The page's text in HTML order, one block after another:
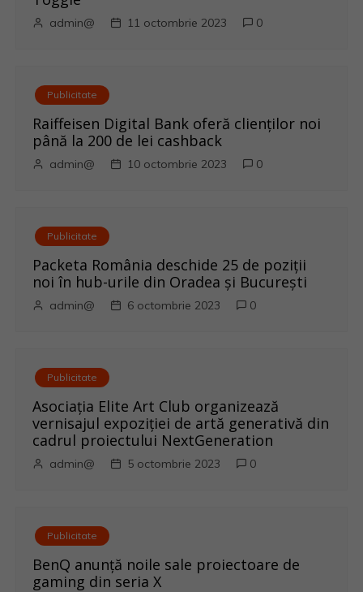
admin@ 11 octombrie 2023 0
Publicitate
Raiffeisen Digital Bank oferă clienților noi
până la 200 de lei cashback
admin@ 10 octombrie 2023 0
Publicitate
Packeta România deschide 25 de poziții
noi în hub-urile din Oradea și București
admin@ 6 octombrie 2023 0
Publicitate
Asociația Elite Art Club organizează
vernisajul expoziției de artă generativă din
cadrul proiectului NextGeneration
admin@ 5 octombrie 2023 0
Publicitate
BenQ anunţă noile sale proiectoare de
gaming din seria X